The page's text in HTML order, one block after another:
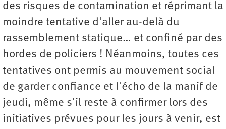
des risques de contamination et réprimant la
moindre tentative d'aller au-delà du
rassemblement statique… et confiné par des
hordes de policiers ! Néanmoins, toutes ces
tentatives ont permis au mouvement social
de garder confiance et l'écho de la manif de
jeudi, même s'il reste à confirmer lors des
initiatives prévues pour les jours à venir, est